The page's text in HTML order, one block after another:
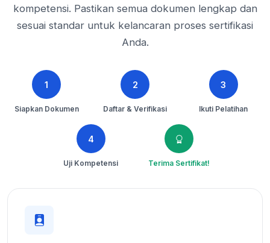
kompetensi. Pastikan semua dokumen lengkap dan
sesuai standar untuk kelancaran proses sertifikasi
Anda.
1
Siapkan Dokumen
2
Daftar & Verifikasi
3
Ikuti Pelatihan
4
Uji Kompetensi Terima Sertifikat!